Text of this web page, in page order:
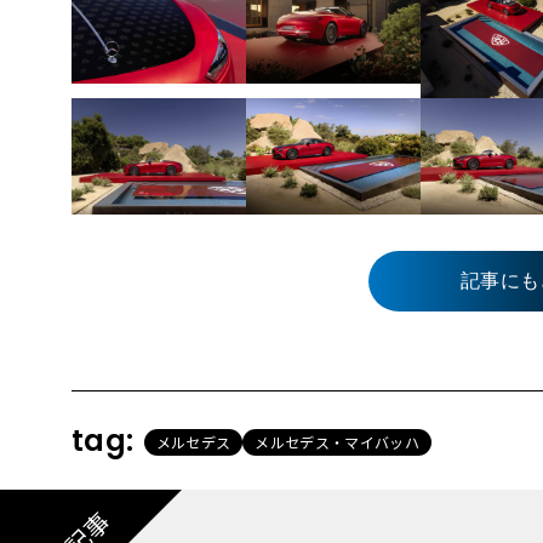
記事に
tag: メルセデス メルセデス・マイバッハ